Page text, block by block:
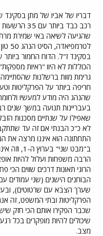
דבריו של אביו של מתן
רכב כבד
שהגיעה לשיאה באי שמירת
בסקינד ז"ל. הדוח החמור ביותר
הכוללות לא היוו "ראיות
גרימת מוות ברשלנות
חריפה ביותר על הפרקליטות
שהנהג היה מודע למעשיו
בעבריינות תנועה במשך שנים
שאפילו על שנתיים מסכנות
לא כ"כ הבנתי אם זה עד
התחתונה הוא איננו מרצה את
ב"מבט שני"
הרבה משפחות ועלול להיות
הרוגי תאונות דרכים שווים
הבוחנים הישנים (שני עמודים
שערך הצבא עם שרטוטים),
הפרקליטות ובתי המשפט, זה
שכבר הפקירו אותם הכי חזק
שיכולים להיות מופקרים בכל
מצב.